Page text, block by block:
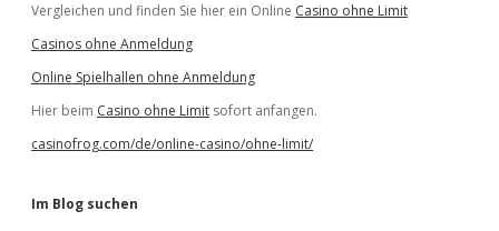
Vergleichen und finden Sie hier ein Online Casino ohne Limit
Casinos ohne Anmeldung
Online Spielhallen ohne Anmeldung
Hier beim Casino ohne Limit sofort anfangen.
casinofrog.com/de/online-casino/ohne-limit/
Im Blog suchen